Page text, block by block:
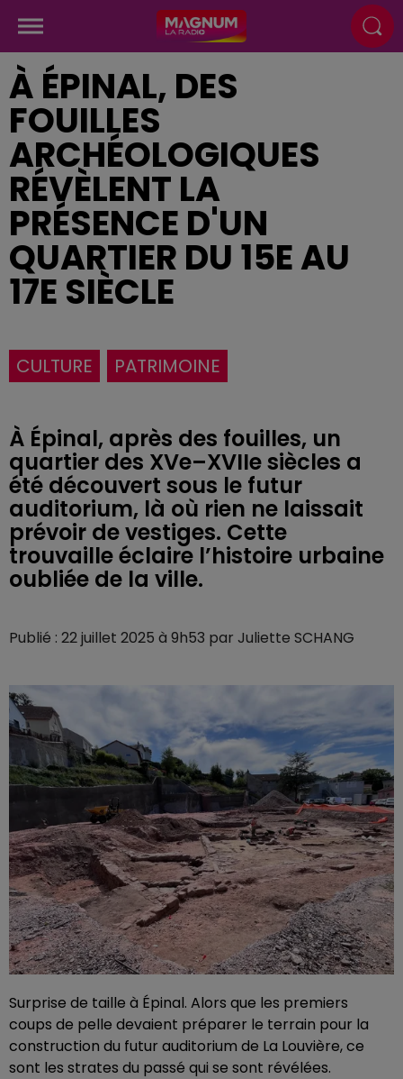
À ÉPINAL, DES
FOUILLES
ARCHÉOLOGIQUES
RÉVÈLENT LA
PRÉSENCE D'UN
QUARTIER DU 15E AU
17E SIÈCLE
CULTURE PATRIMOINE
À Épinal, après des fouilles, un
quartier des XVe–XVIIe siècles a
été découvert sous le futur
auditorium, là où rien ne laissait
prévoir de vestiges. Cette
trouvaille éclaire l’histoire urbaine
oubliée de la ville.
Publié : 22 juillet 2025 à 9h53 par Juliette SCHANG
Surprise de taille à Épinal. Alors que les premiers
coups de pelle devaient préparer le terrain pour la
construction du futur auditorium de La Louvière, ce
sont les strates du passé qui se sont révélées.